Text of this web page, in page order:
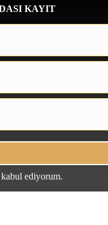
KAYIT
ediyorum.